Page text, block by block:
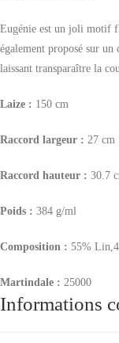
Eugénie est un joli motif
également proposé sur
laissant transparaître la
Laize : 150 cm
Raccord largeur : 27 cm
Raccord hauteur : 30.7
Poids : 384 g/ml
Composition : 55%
Martindale : 25000
Informations